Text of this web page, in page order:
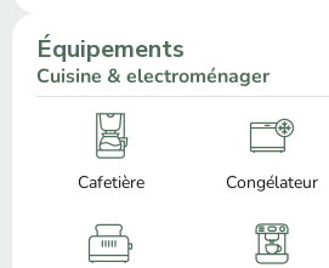
Équipements
Cuisine & electroménager
Cafetière Congélateur